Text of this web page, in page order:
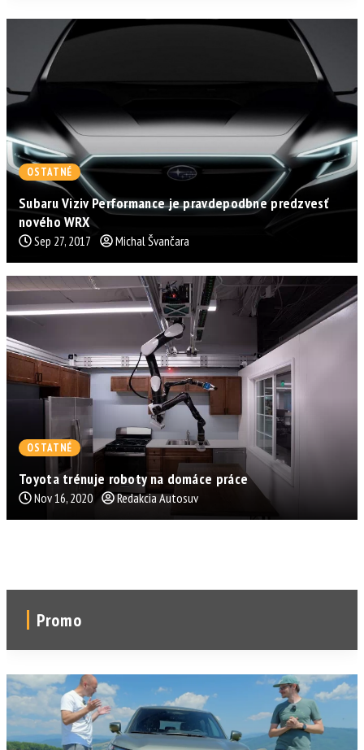
OSTATNÉ
Subaru Viziv Performance je pravdepodbne predzvesť
nového WRX
Sep 27, 2017 Michal Švančara
OSTATNÉ
Toyota trénuje roboty na domáce práce
Nov 16, 2020 Redakcia Autosuv
Promo